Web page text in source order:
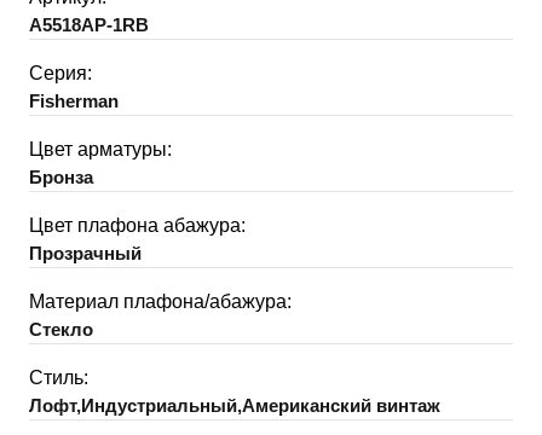
A5518AP-1RB
Серия:
Fisherman
Цвет арматуры:
Бронза
Цвет плафона абажура:
Прозрачный
Материал плафона/абажура:
Стекло
Стиль:
Лофт,Индустриальный,Американский винтаж